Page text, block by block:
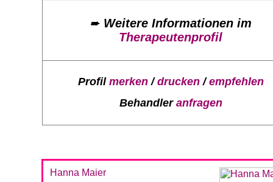
➨ Weitere Informationen im
Therapeutenprofil
Profil merken/drucken/empfehlen
Behandler anfragen
Hanna Maier